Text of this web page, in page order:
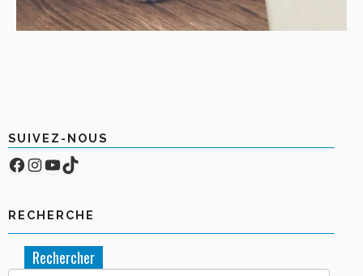
SUIVEZ-NOUS
Facebook
Compte Instagram
YouTube
TikTok
RECHERCHE
Rechercher :